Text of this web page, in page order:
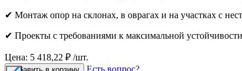
✔ Монтаж опор на склонах, в оврагах и на участках с
✔ Проекты с требованиями к максимальной
Цена: 5 418,22 ₽ /шт.
Есть вопрос?